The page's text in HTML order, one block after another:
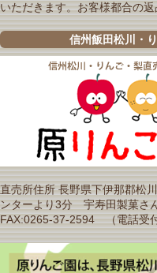
いただきます。お客様都合の
信州飯田松川・
直売所住所 長野県下伊那郡松
ンターより3分 宇寿田製菓さ
FAX:0265-37-2594 （電話受